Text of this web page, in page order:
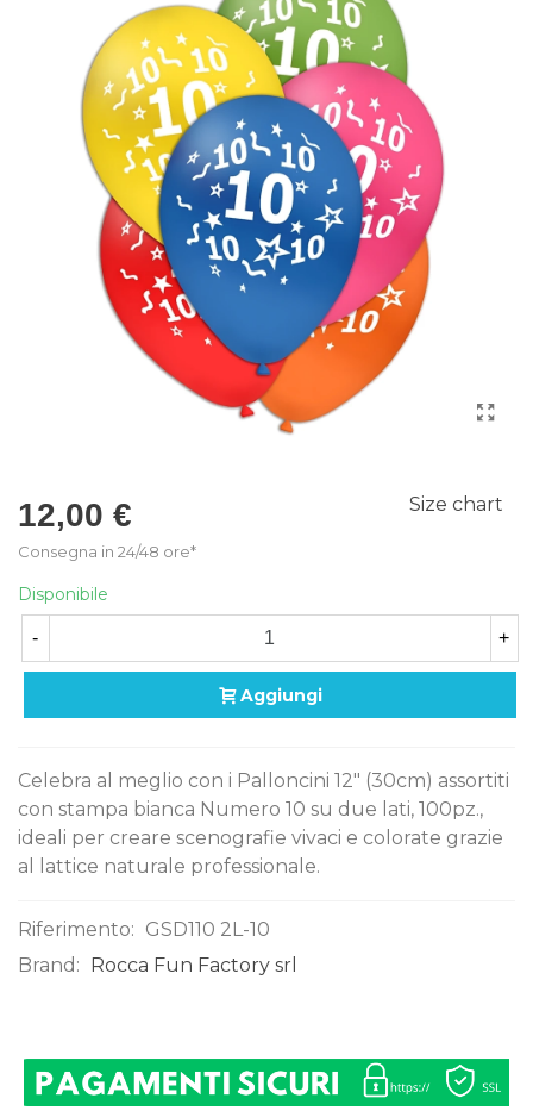
12,00 €
Consegna in 24/48 ore*
Size chart
Disponibile
- +
Aggiungi
Celebra al meglio con i Palloncini 12" (30cm) assortiti
con stampa bianca Numero 10 su due lati, 100pz.,
ideali per creare scenografie vivaci e colorate grazie
al lattice naturale professionale.
Riferimento: GSD110 2L-10
Brand:
Rocca Fun Factory srl